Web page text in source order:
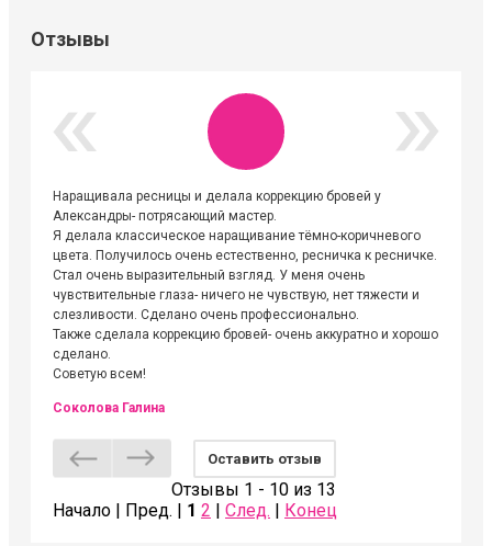
Отзывы
Наращивала ресницы и делала коррекцию бровей у
Александры- потрясающий мастер.
Я делала классическое наращивание тёмно-коричневого
цвета. Получилось очень естественно, ресничка к ресничке.
Стал очень выразительный взгляд. У меня очень
чувствительные глаза- ничего не чувствую, нет тяжести и
слезливости. Сделано очень профессионально.
Также сделала коррекцию бровей- очень аккуратно и хорошо
сделано.
Советую всем!
Соколова Галина
Оставить отзыв
Отзывы 1 - 10 из 13
Начало | Пред. | 1 2 След. Конец